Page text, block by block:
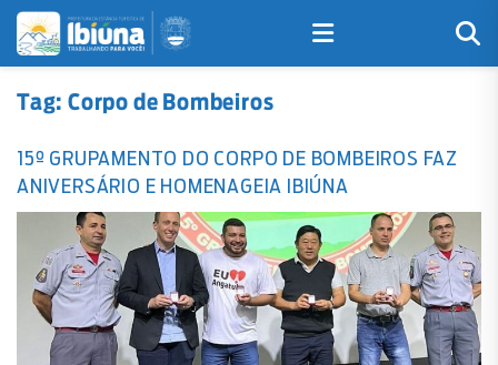
Tag: Corpo de Bombeiros
15º GRUPAMENTO DO CORPO DE BOMBEIROS FAZ
ANIVERSÁRIO E HOMENAGEIA IBIÚNA